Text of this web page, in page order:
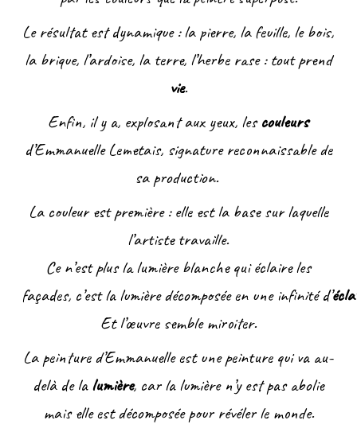
Le résultat est dynamique : la pierre, la feuille, le bois,
la brique, l’ardoise, la terre, l’herbe rase : tout prend
vie.
Enfin, il y a, explosant aux yeux, lescouleurs
d’Emmanuelle Lemetais, signature reconnaissable de
sa production.
La couleur est première : elle est la base sur laquelle
l’artiste travaille.
Ce n’est plus la lumière blanche qui éclaire les
façades, c’est la lumière décomposée en une infinité d’
Et l’œuvre semble miroiter.
La peinture d’Emmanuelle est une peinture qui va au-
delà de lalumière, car la lumière n’y est pas abolie
mais elle est décomposée pour révéler le monde.